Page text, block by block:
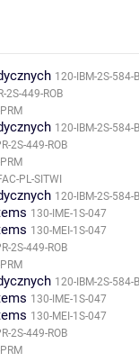
120-IBM-2S-584-
2S-449-ROB
120-IBM-2S-584-
2S-449-ROB
PL-SITWI
120-IBM-2S-584-
130-IME-1S-047
130-MEI-1S-047
2S-449-ROB
120-IBM-2S-584-
130-IME-1S-047
130-MEI-1S-047
2S-449-ROB